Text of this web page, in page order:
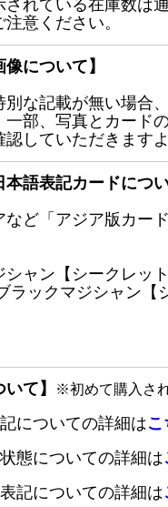
されている在庫数は
意ください。
像について】
別な記載が無い場合
一部、写真とカード
していただきます
本語表記カードについ
など「アジア版カー
シャン【シークレッ
ックマジシャン【
て】 ※初めて購入さ
についての詳細はこ
態についての詳細は
記についての詳細は